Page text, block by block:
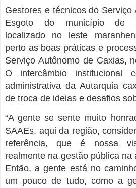
Gestores e técnicos do Serviço
Esgoto do município de
localizado no leste
perto as boas práticas e
Serviço Autônomo de Caxias,
O intercâmbio institucional
administrativa da Autarquia
de troca de ideias e desafios
“A gente se sente muito
SAAEs, aqui da região,
referência, que é nossa
realmente na gestão pública na
Então, a gente está no
um pouco de tudo, como a